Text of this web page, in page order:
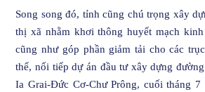
Song song đó, tỉnh cũng chú trọng xây
thị xã nhằm khơi thông huyết mạch
cũng như góp phần giảm tải cho các
thể, nối tiếp dự án đầu tư xây dựng
Ia Grai-Đức Cơ-Chư Prông, cuối tháng